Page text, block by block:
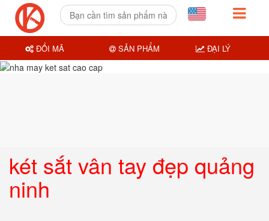
két sắt vân tay đẹp quảng
ninh
ĐỔI MÃ SẢN PHẨM ĐẠI LÝ